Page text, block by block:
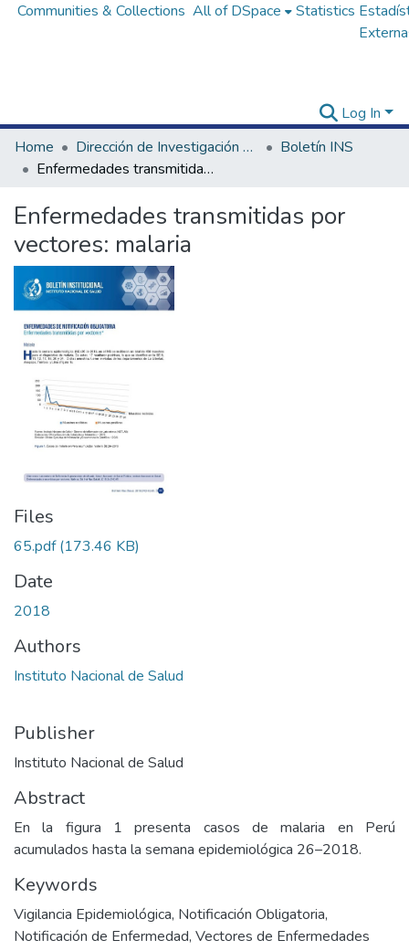
Communities & Collections All of DSpace Statistics
Log In
Home
Dirección de Investigación e Innovación en Salud
Boletín INS
Enfermedades transmitidas por vectores: malaria
Enfermedades transmitidas por
vectores: malaria
Files
65.pdf(173.46 KB)
Date
2018
Authors
Instituto Nacional de Salud
Publisher
Instituto Nacional de Salud
Abstract
En la figura 1 presenta casos de malaria en Perú
acumulados hasta la semana epidemiológica 26–2018.
Keywords
Vigilancia Epidemiológica, Notificación Obligatoria,
Notificación de Enfermedad, Vectores de Enfermedades